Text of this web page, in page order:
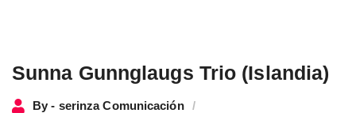
Sunna Gunnglaugs Trio (Islandia)
By - serinza Comunicación